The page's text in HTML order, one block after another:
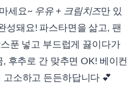
세요~ 우유 + 크림치즈만 있
성돼요! 파스타면을 삶고, 팬
푼 넣고 부드럽게 끓이다가
후추로 간 맞추면 OK! 베이컨
소하고 든든하답니다 💕